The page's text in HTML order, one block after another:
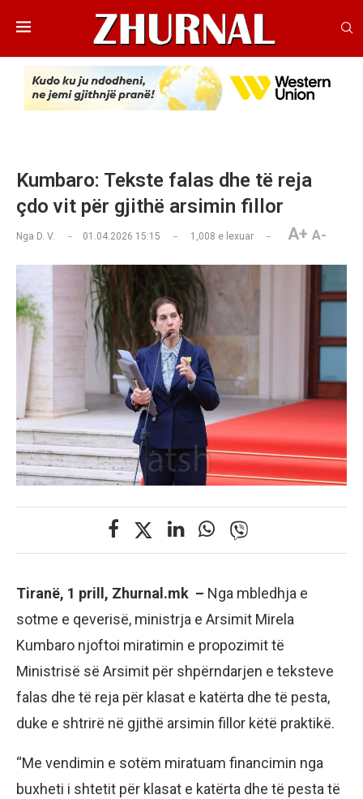
Kumbaro: Tekste falas dhe të reja
çdo vit për gjithë arsimin fillor
Nga D. V. 01.04.2026 15:15 1,008 e lexuar A+ A-
Tiranë, 1 prill, Zhurnal.mk – Nga mbledhja e
sotme e qeverisë, ministrja e Arsimit Mirela
Kumbaro njoftoi miratimin e propozimit të
Ministrisë së Arsimit për shpërndarjen e teksteve
falas dhe të reja për klasat e katërta dhe të pesta,
duke e shtrirë në gjithë arsimin fillor këtë praktikë.
“Me vendimin e sotëm miratuam financimin nga
buxheti i shtetit për klasat e katërta dhe të pesta të